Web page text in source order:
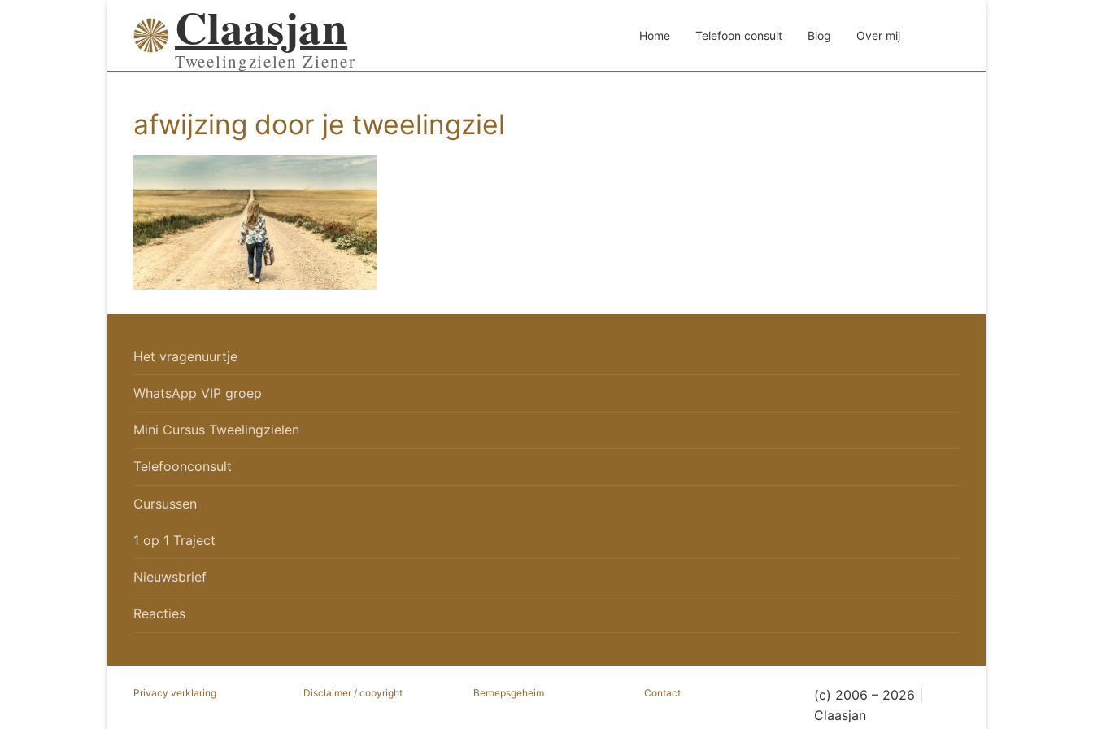
inhoud
Claasjan
Tweelingzielen Ziener
Home Telefoon consult Blog Over mij
afwijzing door je tweelingziel
Het vragenuurtje
WhatsApp VIP groep
Mini Cursus Tweelingzielen
Telefoonconsult
Cursussen
1 op 1 Traject
Nieuwsbrief
Reacties
Privacy verklaring Disclaimer / copyright Beroepsgeheim Contact
(c) 2006 – 2026 |
Claasjan